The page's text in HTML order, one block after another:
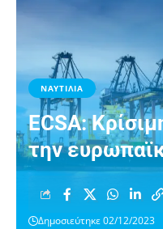
ΝΑΥΤΙΛΙΑ
ECSA:
την
Δημοσιεύτηκε 02/12/2023